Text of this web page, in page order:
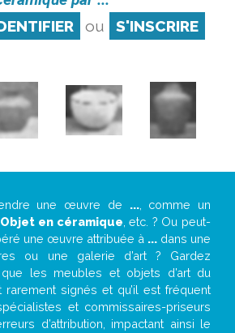
ou S'INSCRIRE
une œuvre de ..., comme un
Objet en céramique , etc. ? Ou peut-
une œuvre attribuée à ... dans une
ou une galerie d’art ? Gardez
que les meubles et objets d’art du
rarement signés et qu’il est fréquent
et commissaires-priseurs
d’attribution, impactant ainsi le